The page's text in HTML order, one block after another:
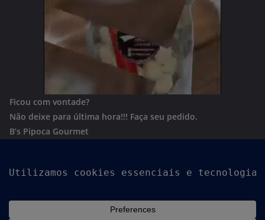
Ficou com vontade?
Não deixe para última hora!!! Faça seu pedido.
B’s Pipoca Gourmet